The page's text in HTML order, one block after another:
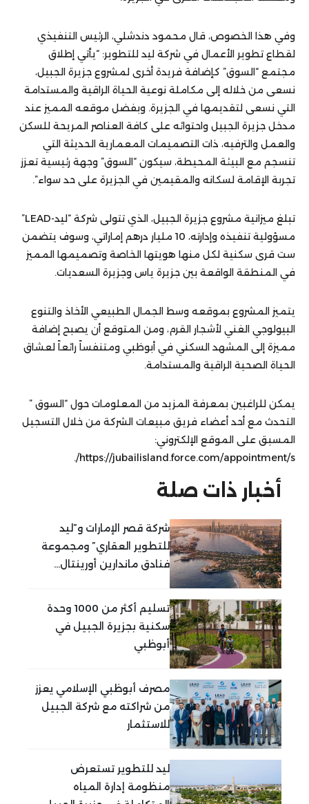
وفي هذا الخصوص، قال محمود دندشلي، الرئيس التنفيذي
لقطاع تطوير الأعمال في شركة ليد للتطوير: “يأتي إطلاق
مجتمع “السوق” كإضافة فريدة أخرى لمشروع جزيرة الجبيل،
نسعى من خلاله إلى مكاملة نوعية الحياة الراقية والمستدامة
التي نسعى لتقديمها في الجزيرة. وبفضل موقعه المميز عند
مدخل جزيرة الجبيل واحتوائه على كافة العناصر المريحة للسكن
والعمل والترفيه، ذات التصميمات المعمارية الحديثة التي
تنسجم مع البيئة المحيطة، سيكون “السوق” وجهة رئيسية تعزز
تجربة الإقامة لسكانه والمقيمين في الجزيرة على حد سواء”.
تبلغ ميزانية مشروع جزيرة الجبيل، الذي تتولى شركة “ليد-LEAD”
مسؤولية تنفيذه وإدارته، 10 مليار درهم إماراتي، وسوف يتضمن
ست قرى سكنية لكل منها هويتها الخاصة وتصميمها المميز
في المنطقة الواقعة بين جزيرة ياس وجزيرة السعديات.
يتميز المشروع بموقعه وسط الجمال الطبيعي الأخاذ والتنوع
البيولوجي الغني لأشجار القرم، ومن المتوقع أن يصبح إضافة
مميزة إلى المشهد السكني في أبوظبي ومتنفساً رائعاً لعشاق
الحياة الصحية الراقية والمستدامة.
يمكن للراغبين بمعرفة المزيد من المعلومات حول “السوق ”
التحدث مع أحد أعضاء فريق مبيعات الشركة من خلال التسجيل
المسبق على الموقع الإلكتروني:
https://jubailisland.force.com/appointment/s/.
أخبار ذات صلة
شركة قصر الإمارات و”ليد
للتطوير العقاري” ومجموعة
فنادق ماندارين أورينتال...
تسليم أكثر من 1000 وحدة
سكنية بجزيرة الجبيل في
أبوظبي
مصرف أبوظبي الإسلامي يعزز
من شراكته مع شركة الجبيل
للاستثمار
ليد للتطوير تستعرض
منظومة إدارة المياه